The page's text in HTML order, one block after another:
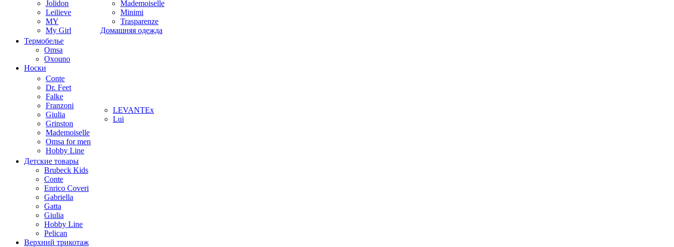
Jolidon
Leilieve
MY
My Girl
Mademoiselle
Minimi
Trasparenze
Домашняя одежда
Термобелье
Omsa
Oxouno
Носки
Conte
Dr. Feet
Falke
Franzoni
Giulia
Grinston
Mademoiselle
Omsa for men
Hobby Line
LEVANTEx
Lui
Детские товары
Brubeck Kids
Conte
Enrico Coveri
Gabriella
Gatta
Giulia
Hobby Line
Pelican
Верхний трикотаж